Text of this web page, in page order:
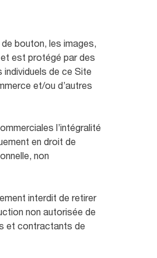
bouton, les images,
est protégé par des
de ce Site
et/ou d’autres
l’intégralité
en droit de
non
interdit de retirer
non autorisée de
et contractants de